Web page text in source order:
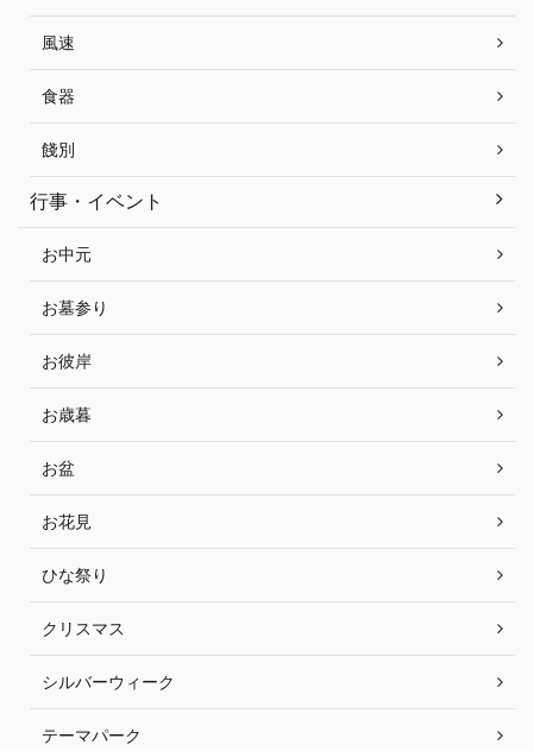
風速
食器
餞別
行事・イベント
お中元
お墓参り
お彼岸
お歳暮
お盆
お花見
ひな祭り
クリスマス
シルバーウィーク
テーマパーク